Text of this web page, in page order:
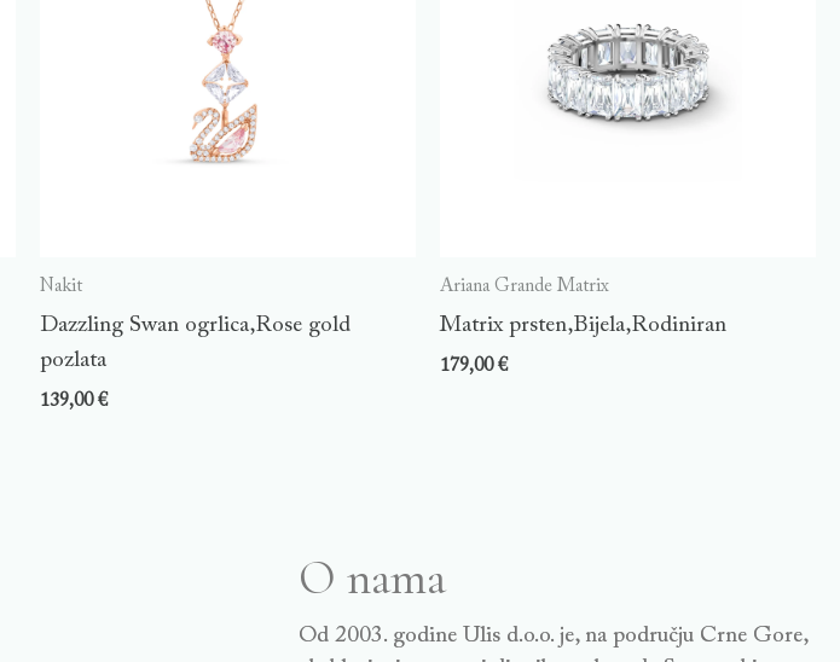
Nakit
Dazzling Swan ogrlica,Rose gold
pozlata
139,00€
Ariana Grande Matrix
Matrix prsten,Bijela,Rodiniran
179,00€
O nama
Od 2003. godine Ulis d.o.o. je, na području Crne Gore,